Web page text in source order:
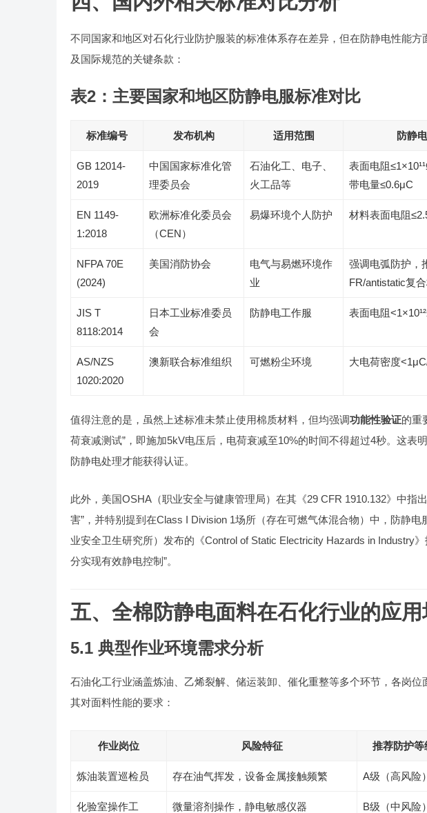
不同国家和地区对石化行业防护服装的标准体系存在差异，但在防静电性能方
及国际规范的关键条款：
表2：主要国家和地区防静电服标准对比
标准编号 发布机构 适用范围 防静
GB 12014-
2019
中国国家标准化管
理委员会
石油化工、电子、
火工品等
表面电阻
带电量≤0.6μC
EN 1149-
1:2018
欧洲标准化委员会
（CEN）
易爆环境个人防护 材料表面电阻
NFPA 70E
(2024)
美国消防协会
电气与易燃环境作
业
强调电弧防护
FR/antistatic复
JIS T
8118:2014
日本工业标准委员
会
防静电工作服 表面电阻
AS/NZS
1020:2020
澳新联合标准组织 可燃粉尘环境 大电荷密度
值得注意的是，虽然上述标准未禁止使用棉质材料，但均强调功能性验证的重
荷衰减测试”，即施加5kV电压后，电荷衰减至10%的时间不得超过4秒。这
防静电处理才能获得认证。
此外，美国OSHA（职业安全与健康管理局）在其《29 CFR 1910.132》中指
害”，并特别提到在Class I Division 1场所（存在可燃气体混合物）中，防静
业安全卫生研究所）发布的《Control of Static Electricity Hazards in Industry》
分实现有效静电控制”。
五、全棉防静电面料在石化行业的应
5.1 典型作业环境需求分析
石油化工行业涵盖炼油、乙烯裂解、储运装卸、催化重整等多个环节，各
其对面料性能的要求：
作业岗位 风险特征 推荐防护等
炼油装置巡检员 存在油气挥发，设备金属接触频繁 A级（高风险）
化验室操作工 微量溶剂操作，静电敏感仪器 B级（中风险）